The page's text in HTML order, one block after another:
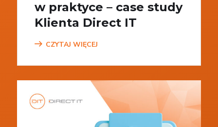
w praktyce – case study
Klienta Direct IT
CZYTAJ WIĘCEJ